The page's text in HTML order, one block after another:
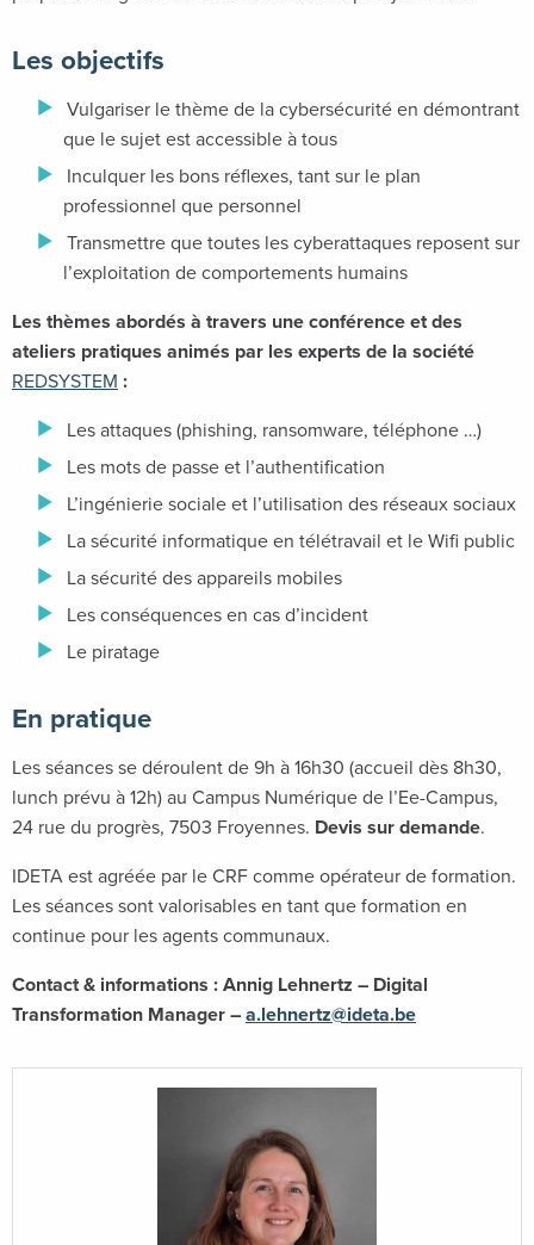
Les objectifs
Vulgariser le thème de la cybersécurité en démontrant
que le sujet est accessible à tous
Inculquer les bons réflexes, tant sur le plan
professionnel que personnel
Transmettre que toutes les cyberattaques reposent sur
l’exploitation de comportements humains
Les thèmes abordés à travers une conférence et des
ateliers pratiques animés par les experts de la société
REDSYSTEM :
Les attaques (phishing, ransomware, téléphone …)
Les mots de passe et l’authentification
L’ingénierie sociale et l’utilisation des réseaux sociaux
La sécurité informatique en télétravail et le Wifi public
La sécurité des appareils mobiles
Les conséquences en cas d’incident
Le piratage
En pratique
Les séances se déroulent de 9h à 16h30 (accueil dès 8h30,
lunch prévu à 12h) au Campus Numérique de l’Ee-Campus,
24 rue du progrès, 7503 Froyennes. Devis sur demande.
IDETA est agréée par le CRF comme opérateur de formation.
Les séances sont valorisables en tant que formation en
continue pour les agents communaux.
Contact & informations : Annig Lehnertz – Digital
Transformation Manager –a.lehnertz@ideta.be